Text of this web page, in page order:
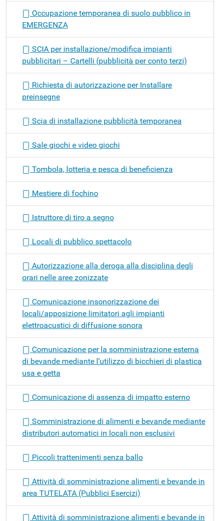
Occupazione temporanea di suolo pubblico in
EMERGENZA
SCIA per installazione/modifica impianti
pubblicitari – Cartelli (pubblicità per conto terzi)
Richiesta di autorizzazione per Installare
preinsegne
Scia di installazione pubblicità temporanea
Sale giochi e video giochi
Tombola, lotteria e pesca di beneficienza
Mestiere di fochino
Istruttore di tiro a segno
Locali di pubblico spettacolo
Autorizzazione alla deroga alla disciplina degli
orari nelle aree zonizzate
Comunicazione insonorizzazione dei
locali/apposizione limitatori agli impianti
elettroacustici di diffusione sonora
Comunicazione per la somministrazione esterna
di bevande mediante l’utilizzo di bicchieri di plastica
usa e getta
Comunicazione di assenza di impatto esterno
Somministrazione di alimenti e bevande mediante
distributori automatici in locali non esclusivi
Piccoli trattenimenti senza ballo
Attività di somministrazione alimenti e bevande in
area TUTELATA (Pubblici Esercizi)
Attività di somministrazione alimenti e bevande in